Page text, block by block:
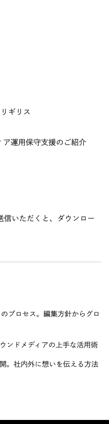
ギリス
ア運用保守支援のご紹介
いただくと、ダウンロー
プロセス。編集方針からグロ
ンドメディアの上手な活用術
。社内外に想いを伝える方法